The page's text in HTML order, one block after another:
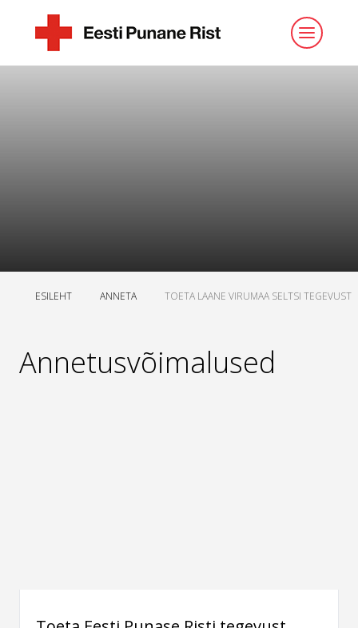
ESILEHT ANNETA TOETA LAANE VIRUMAA SELTSI TEGEVUST
Annetusvõimalused